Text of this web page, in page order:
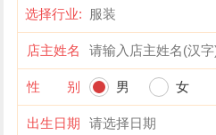
选择行业:
店主姓名
性 别 男 女
出生日期